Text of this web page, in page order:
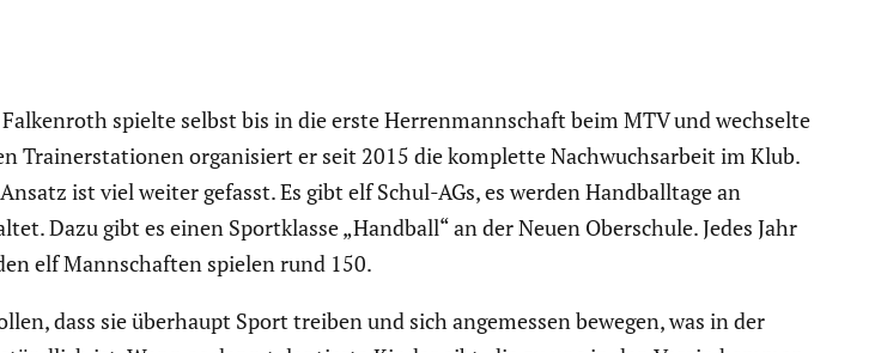
spielte selbst bis in die erste Herren­mann­schaft beim MTV und wechselte
Trainer­sta­tionen organi­siert er seit 2015 die komplette Nachwuchs­ar­beit im Klub.
ist viel weiter gefasst. Es gibt elf Schul-AGs, es werden Handball­tage an
Dazu gibt es einen Sport­klasse „Handball“ an der Neuen Oberschule. Jedes Jahr
elf Mannschaften spielen rund 150.
dass sie überhaupt Sport treiben und sich angemessen bewegen, was in der